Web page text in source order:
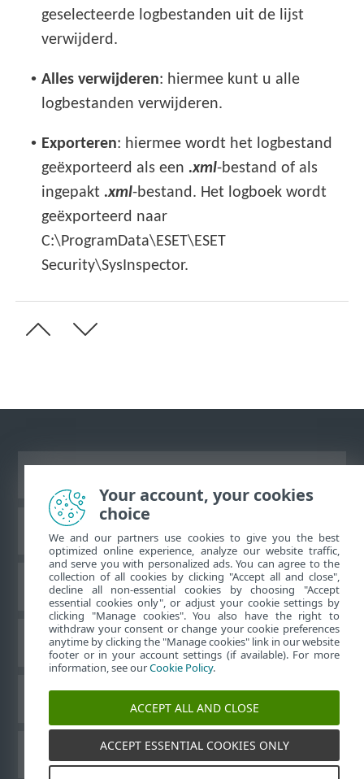
geselecteerde logbestanden uit de lijst
verwijderd.
• Alles verwijderen: hiermee kunt u alle
logbestanden verwijderen.
• Exporteren: hiermee wordt het logbestand
geëxporteerd als een.xml-bestand of als
ingepakt.xml-bestand. Het logboek wordt
geëxporteerd naar
C:\ProgramData\ESET\ESET
Security\SysInspector.
ESET Kennisbank
ESET-forum
Regionale ondersteuning
ESET-gebruikershandleidingen
Your account, your cookies
choice
We and our partners use cookies to give you the best
optimized online experience, analyze our website traffic,
and serve you with personalized ads. You can agree to the
collection of all cookies by clicking "Accept all and close",
decline all non-essential cookies by choosing "Accept
essential cookies only", or adjust your cookie settings by
clicking "Manage cookies". You also have the right to
withdraw your consent or change your cookie preferences
anytime by clicking the "Manage cookies" link in our website
footer or in your account settings (if available). For more
information, see ourCookie Policy.
ACCEPT ALL AND CLOSE
ACCEPT ESSENTIAL COOKIES ONLY